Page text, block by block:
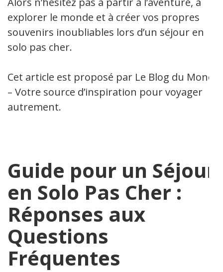
explorer le monde et à créer vos propres
souvenirs inoubliables lors d’un séjour en
solo pas cher.
Cet article est proposé par Le Blog du Mono
– Votre source d’inspiration pour voyager
autrement.
Guide pour un Séjour
en Solo Pas Cher :
Réponses aux
Questions
Fréquentes